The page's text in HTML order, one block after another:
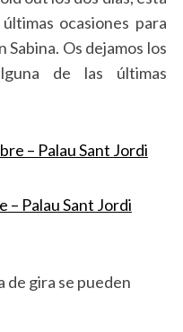
ocasiones para
Os dejamos los
de las últimas
– Palau Sant Jordi
– Palau Sant Jordi
de gira se pueden